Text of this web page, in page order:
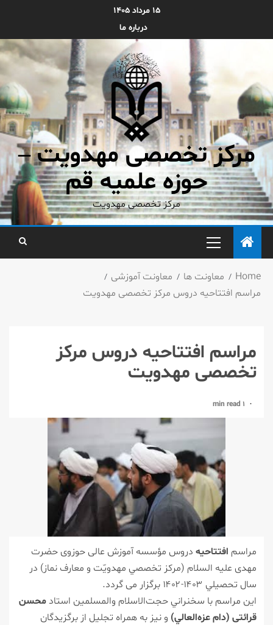
۱۵ مرداد ۱۴۰۵
درباره ما
مرکز تخصصی مهدویت –
حوزه علمیه قم
مرکز تخصصی مهدویت
Home معاونت ها
معاونت آموزشی
مراسم افتتاحيه دروس مرکز تخصصی مهدویت
مراسم افتتاحيه دروس مرکز
تخصصی مهدویت
1 min read
مراسم افتتاحيه دروس مؤسسه آموزش عالی حوزوی حضرت
مهدی علیه السلام (مركز تخصصي مهدويّت و معارف نماز) در
سال تحصيلي ۱۴۰۳-۱۴۰۲ برگزار می گردد.
این مراسم با سخنراني حجت‌الاسلام والمسلمين استاد محسن
قرائتی (دام عزه‌العالي) و نیز به همراه تجلیل از برگزیدگان